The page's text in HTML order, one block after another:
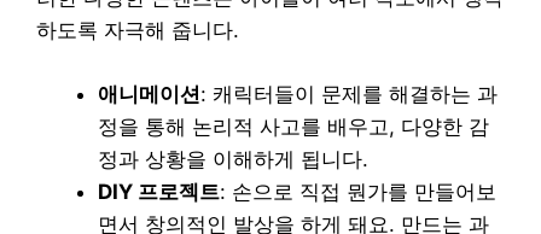
하도록 자극해 줍니다.
애니메이션: 캐릭터들이 문제를 해결하는 과
정을 통해 논리적 사고를 배우고, 다양한 감
정과 상황을 이해하게 됩니다.
DIY 프로젝트: 손으로 직접 뭔가를 만들어보
면서 창의적인 발상을 하게 돼요. 만드는 과